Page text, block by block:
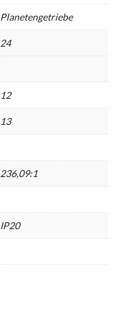
Planetengetriebe
24
12
13
236,09:1
IP20